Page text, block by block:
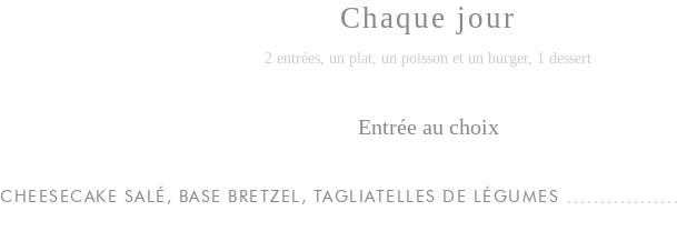
Chaque jour
2 entrées, un plat, un poisson et un burger, 1 dessert
Entrée au choix
CHEESECAKE SALÉ, BASE BRETZEL, TAGLIATELLES DE LÉGUMES